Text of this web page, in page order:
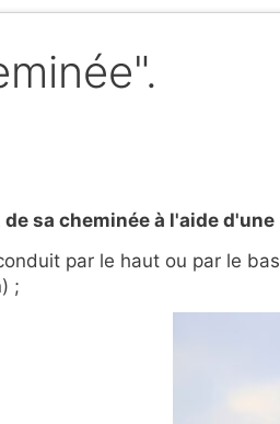
sa cheminée à l'aide
par le haut ou par le bas
;